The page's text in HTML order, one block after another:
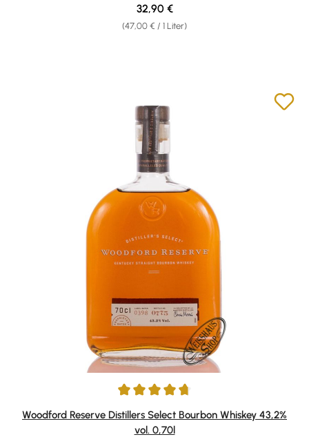
(47,00 € / 1 Liter)
Regulärer Preis:
32,90 €
Durchschnittliche Bewertung von 4.85 von 5 Sternen
Woodford Reserve Distillers Select Bourbon Whiskey 43,2%
vol. 0,70l